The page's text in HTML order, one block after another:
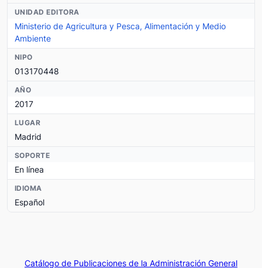
UNIDAD EDITORA
Ministerio de Agricultura y Pesca, Alimentación y Medio
Ambiente
NIPO
013170448
AÑO
2017
LUGAR
Madrid
SOPORTE
En línea
IDIOMA
Español
Catálogo de Publicaciones de la Administración General